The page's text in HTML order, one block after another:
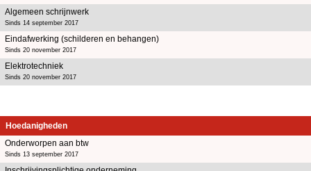
Algemeen schrijnwerk
Sinds 14 september 2017
Eindafwerking (schilderen en behangen)
Sinds 20 november 2017
Elektrotechniek
Sinds 20 november 2017
Hoedanigheden
Onderworpen aan btw
Sinds 13 september 2017